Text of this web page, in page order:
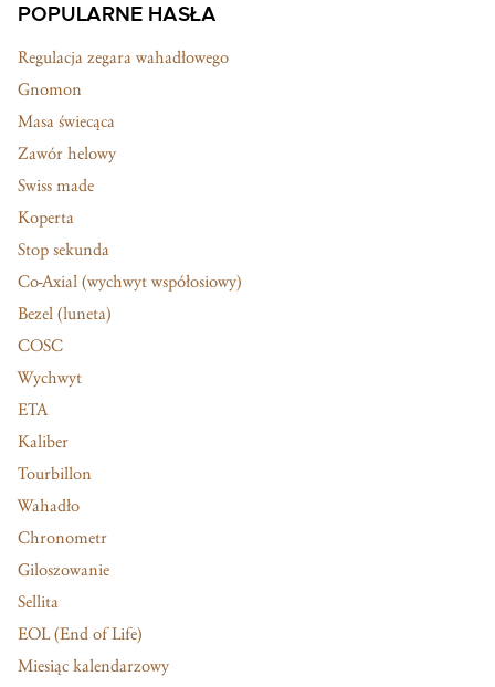
POPULARNE HASŁA
Regulacja zegara wahadłowego
Gnomon
Masa świecąca
Zawór helowy
Swiss made
Koperta
Stop sekunda
Co-Axial (wychwyt współosiowy)
Bezel (luneta)
COSC
Wychwyt
ETA
Kaliber
Tourbillon
Wahadło
Chronometr
Giloszowanie
Sellita
EOL (End of Life)
Miesiąc kalendarzowy